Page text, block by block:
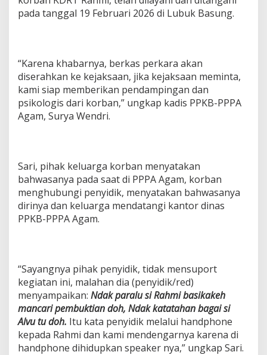
pada tanggal 19 Februari 2026 di Lubuk Basung.
“Karena khabarnya, berkas perkara akan
diserahkan ke kejaksaan, jika kejaksaan meminta,
kami siap memberikan pendampingan dan
psikologis dari korban,” ungkap kadis PPKB-PPPA
Agam, Surya Wendri.
Sari, pihak keluarga korban menyatakan
bahwasanya pada saat di PPPA Agam, korban
menghubungi penyidik, menyatakan bahwasanya
dirinya dan keluarga mendatangi kantor dinas
PPKB-PPPA Agam.
“Sayangnya pihak penyidik, tidak mensuport
kegiatan ini, malahan dia (penyidik/red)
menyampaikan: Ndak paralu si Rahmi basikakeh
mancari pembuktian doh, Ndak katatahan bagai si
Alvu tu doh. Itu kata penyidik melalui handphone
kepada Rahmi dan kami mendengarnya karena di
handphone dihidupkan speaker nya,” ungkap Sari.